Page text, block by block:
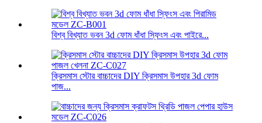
বিশ্ব বিখ্যাত ভবন 3d ফোম ধাঁধা স্ফিংস এবং পাইরে...
ক্রিসমাস স্টোর বাচ্চাদের DIY ক্রিসমাস উপহার 3d ফোম
পাজ...